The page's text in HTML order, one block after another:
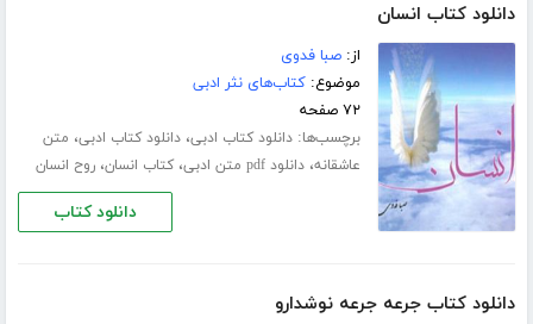
دانلود کتاب انسان
از:صبا فدوی
موضوع:کتاب‌های نثر ادبی
۷۲ صفحه
برچسب‌ها:دانلود کتاب ادبی،دانلود کتاب ادبی، متن
عاشقانه،دانلود pdf متن ادبی ،کتاب انسان،روح انسان
دانلود کتاب
دانلود کتاب جرعه جرعه نوشدارو